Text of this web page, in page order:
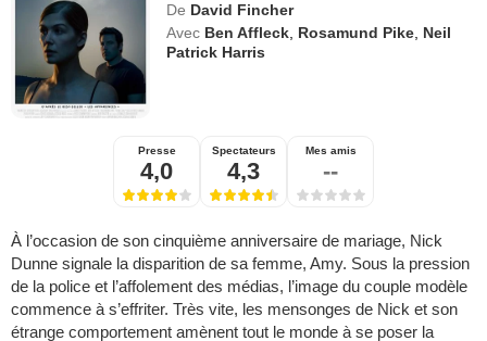
De David Fincher
Avec Ben Affleck Rosamund Pike Neil
Patrick Harris
Presse
4,0
Spectateurs
4,3
Mes amis
--
À l’occasion de son cinquième anniversaire de mariage, Nick
Dunne signale la disparition de sa femme, Amy. Sous la pression
de la police et l’affolement des médias, l’image du couple modèle
commence à s’effriter. Très vite, les mensonges de Nick et son
étrange comportement amènent tout le monde à se poser la